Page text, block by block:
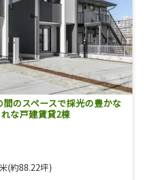
のスペースで採光の豊かな
な戸建賃貸2棟
(約88.22坪)